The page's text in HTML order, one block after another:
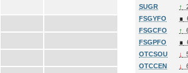
SUGR
↑
FSGYFO
∎
FSGCFO
↑
FSGPFO
∎
OTCSOU
↓
OTCCEN
↓